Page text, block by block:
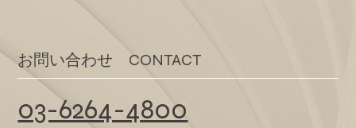
​お問い合わせ CONTACT
03-6264-4800